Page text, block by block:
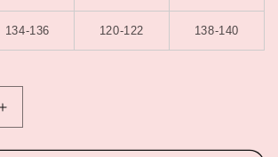
134-136 120-122 138-140
Creșteți
cantitatea
pentru